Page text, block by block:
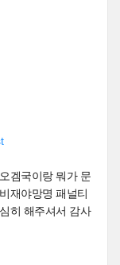
겜국이랑 뭐가 문
재야망명 패널티
히 해주셔서 감사